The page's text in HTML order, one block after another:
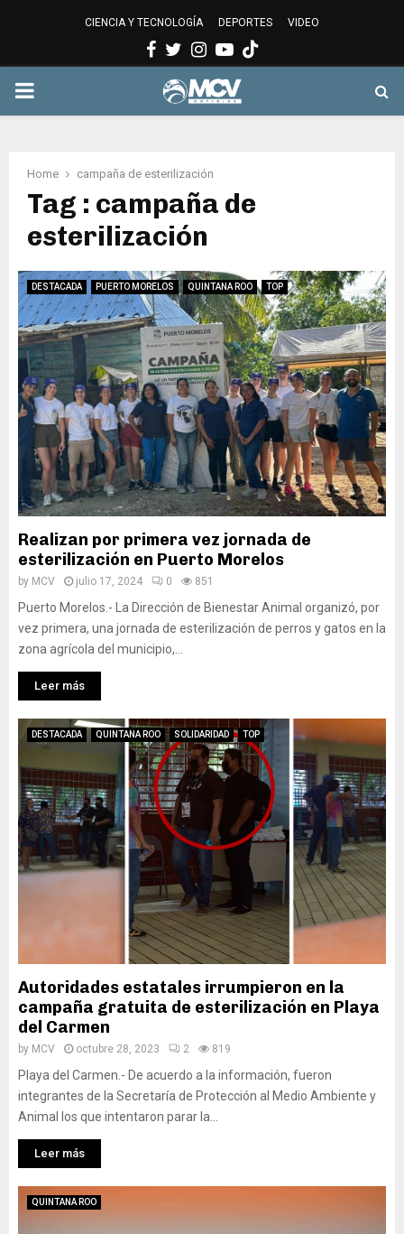
CIENCIA Y TECNOLOGÍA DEPORTES VIDEO
Facebook
Twitter
Instagram
Youtube
PRIMARY
Home campaña de esterilización
Tag : campaña de
esterilización
DESTACADA PUERTO MORELOS QUINTANA ROO TOP
Realizan por primera vez jornada de
esterilización en Puerto Morelos
by MCV julio 17, 2024 0 851
Puerto Morelos.- La Dirección de Bienestar Animal organizó, por
vez primera, una jornada de esterilización de perros y gatos en la
zona agrícola del municipio,...
Leer más
DESTACADA QUINTANA ROO SOLIDARIDAD TOP
Autoridades estatales irrumpieron en la
campaña gratuita de esterilización en Playa
del Carmen
by MCV octubre 28, 2023 2 819
Playa del Carmen.- De acuerdo a la información, fueron
integrantes de la Secretaría de Protección al Medio Ambiente y
Animal los que intentaron parar la...
Leer más
QUINTANA ROO